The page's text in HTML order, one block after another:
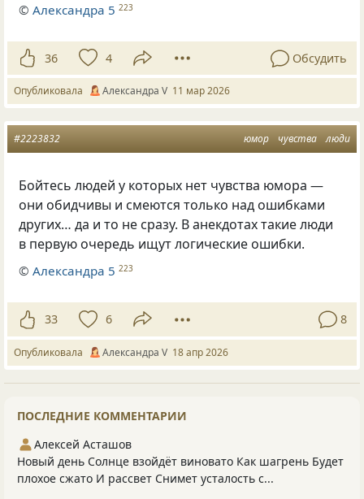
©Александра 5 223
36 4 Обсудить
Опубликовала Александра V 11 мар 2026
юмор чувства люди
#2223832
Бойтесь людей у которых нет чувства юмора —
они обидчивы и смеются только над ошибками
других… да и то не сразу. В анекдотах такие люди
в первую очередь ищут логические ошибки.
©Александра 5 223
33 6 8
Опубликовала Александра V 18 апр 2026
ПОСЛЕДНИЕ КОММЕНТАРИИ
Алексей Асташов
Новый день Солнце взойдёт виновато Как шагрень Будет
плохое сжато И рассвет Снимет усталость с...